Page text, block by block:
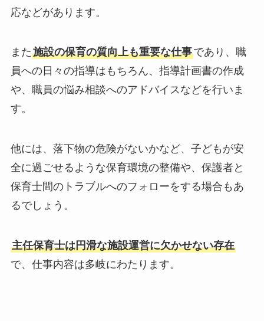
応などがあります。
また施設の保育の質向上も重要な仕事であり、職
員への日々の指導はもちろん、指導計画書の作成
や、職員の悩み相談へのアドバイスなどを行いま
す。
他には、落下物の危険がないかなど、子どもが安
全に過ごせるような保育環境の整備や、保護者と
保育士間のトラブルへのフォローをする場合もあ
るでしょう。
主任保育士は円滑な施設運営に欠かせない存在
で、仕事内容は多岐にわたります。